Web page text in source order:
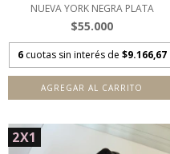
NUEVA YORK NEGRA PLATA
$55.000
6 cuotas sin interés de $9.166,67
AGREGAR AL CARRITO
2X1